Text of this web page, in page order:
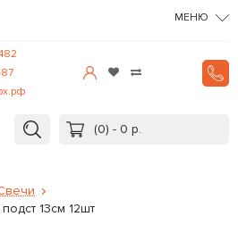
МЕНЮ
(0) - 0 р.
13см 12шт